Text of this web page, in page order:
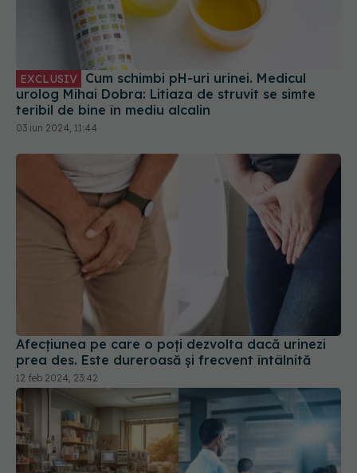
EXCLUSIV
urolog Mihai Dobra: Litiaza de struvit se simte
teribil de bine în mediu alcalin
03 iun 2024, 11:44
Afecțiunea pe care o poți dezvolta dacă urinezi
prea des. Este dureroasă și frecvent întâlnită
12 feb 2024, 23:42